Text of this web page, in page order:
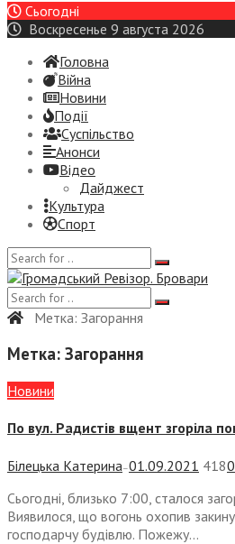
Сьогодні
Воскресенье 9 августа 2026
Головна
Війна
Новини
Події
Суспiльство
Анонси
Відео
Дайджест
Культура
Спорт
Метка: Загорання
Метка: Загорання
Новини
По вул. Радистів вщент згоріла
Білецька Катерина —01.09.2021 4180
Сьогодні, близько 7:00, сталося
Виявилося, що вогонь охопив
господарчу будівлю. Пожежу...